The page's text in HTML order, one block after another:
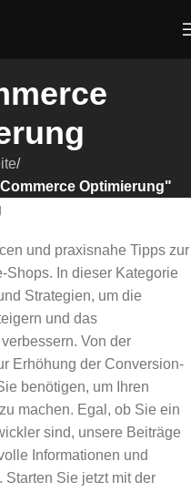
/
Optimierung"
und praxisnahe Tipps zur
Shops. In dieser Kategorie
Strategien, um die
und das
Von der
Erhöhung der Conversion-
benötigen, um Ihren
machen. Egal, ob Sie ein
sind, unsere Beiträge
Informationen und
Starten Sie jetzt mit der